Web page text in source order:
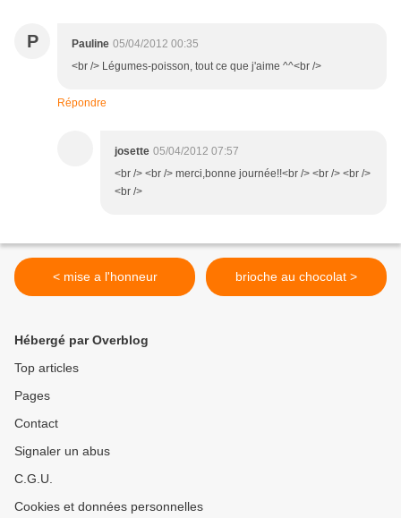
P Pauline 05/04/2012 00:35
<br /> Légumes-poisson, tout ce que j'aime ^^<br />
Répondre
josette 05/04/2012 07:57
<br /> <br /> merci,bonne journée!!<br /> <br /> <br />
<br />
< mise a l'honneur brioche au chocolat >
Hébergé par Overblog
Top articles
Pages
Contact
Signaler un abus
C.G.U.
Cookies et données personnelles